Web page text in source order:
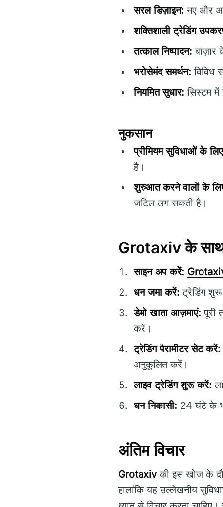
सरल डिज़ाइन: नए और
शक्तिशाली ट्रेडिंग
तत्काल निष्पादन: बाज़ार
भरोसेमंद समर्थन: विविध
नियमित सुधार: सिस्टम में
नुकसान
प्रीमियम सुविधाओं के
है।
शुरुआत करने वालों के
जटिल लग सकती है।
Grotaxiv के
साइन अप करें:
धन जमा करें: ट्रेडिंग
डेमो खाता आज़माएं: पूरी
करें।
ट्रेडिंग पैरामीटर सेट करें:
अनुकूलित करें।
लाइव ट्रेडिंग शुरू करें:
धन निकासी: 24 घंटे के
अंतिम विचार
Grotaxivकी इस खोज के
हालांकि यह उल्लेखनीय